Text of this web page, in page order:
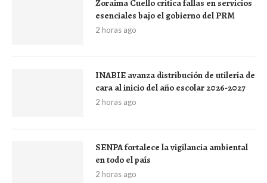
Zoraima Cuello critica fallas en servicios
esenciales bajo el gobierno del PRM
2 horas ago
INABIE avanza distribución de utilería de
cara al inicio del año escolar 2026-2027
2 horas ago
SENPA fortalece la vigilancia ambiental
en todo el país
2 horas ago